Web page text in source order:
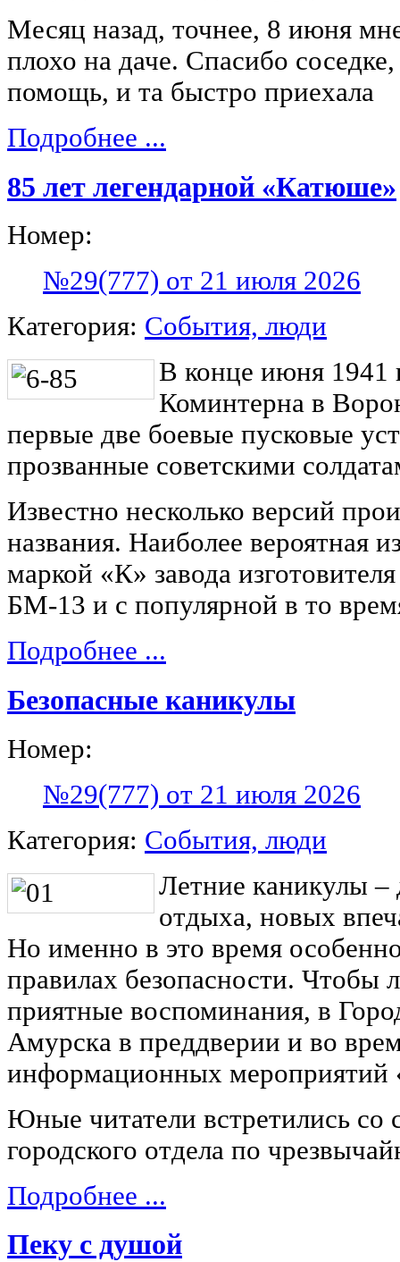
Месяц назад, точнее, 8 июня
плохо на даче. Спасибо
помощь, и та быстро приехала
Подробнее ...
85 лет легендарной «Катюше»
Номер:
№29(777) от 21 июля 2026
Категория: События, люди
В конце июня 1941
Коминтерна в
первые две боевые пусковые
прозванные советскими
Известно несколько версий
названия. Наиболее вероятная
маркой «К» завода
БМ-13 и с популярной в то
Подробнее ...
Безопасные каникулы
Номер:
№29(777) от 21 июля 2026
Категория: События, люди
Летние каникулы –
отдыха, новых
Но именно в это время
правилах безопасности. Чтобы
приятные воспоминания, в
Амурска в преддверии и во
информационных мероприятий
Юные читатели встретились со
городского отдела по
Подробнее ...
Пеку с душой